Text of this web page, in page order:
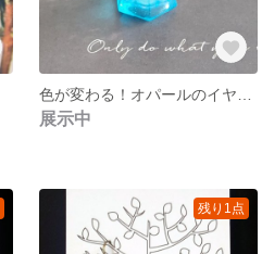
展示中
残り1点